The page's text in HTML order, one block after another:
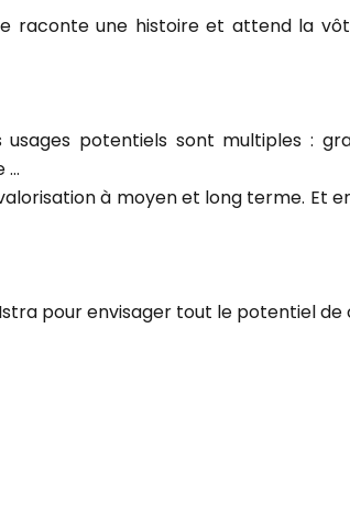
raconte une histoire et attend la
potentiels sont multiples :
…
à moyen et long terme. Et
pour envisager tout le potentiel de